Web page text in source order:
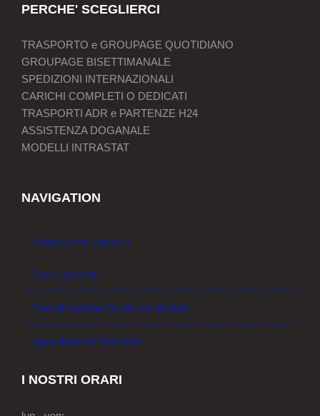
PERCHE' SCEGLIERCI
TRASPORTO e GROUPAGE QUOTIDIANO
GROUPAGE BISETTIMANALE
SPEDIZIONI INTERNAZIONALI
CARICHI COMPLETI O DEDICATI
TRASPORTI ADR e PARTENZE H24
ASSISTENZA DOGANALE
MODELLI INTRASTAT
NAVIGATION
Integrazione europea
Paesi aderenti
Classificazione fiscale dei territori
Specifiche INTRASTAT
I NOSTRI ORARI